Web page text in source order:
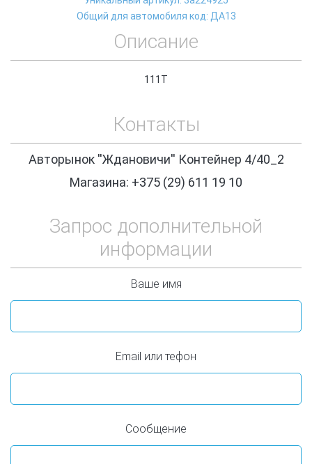
Общий для автомобиля код: ДА13
Описание
111Т
Контакты
Авторынок ''Ждановичи'' Контейнер 4/40_2
Магазина: +375 (29) 611 19 10
Запрос дополнительной
информации
Ваше имя
Email или тефон
Сообщение